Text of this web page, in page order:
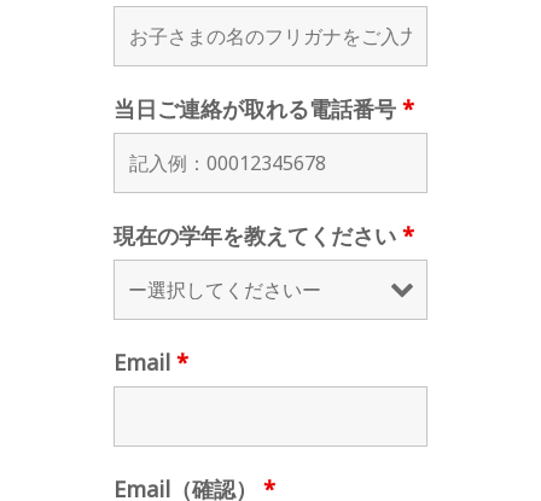
当日ご連絡が取れる電話番号 *
現在の学年を教えてください *
Email *
Email（確認） *